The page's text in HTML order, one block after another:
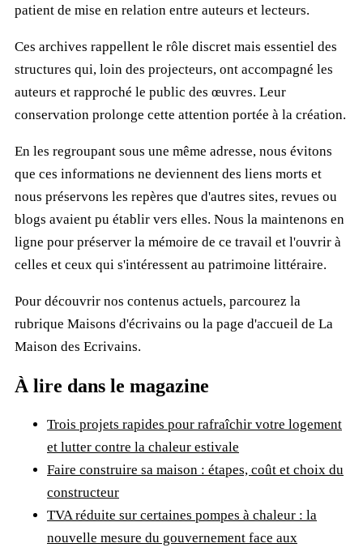
patient de mise en relation entre auteurs et lecteurs.
Ces archives rappellent le rôle discret mais essentiel des
structures qui, loin des projecteurs, ont accompagné les
auteurs et rapproché le public des œuvres. Leur
conservation prolonge cette attention portée à la création.
En les regroupant sous une même adresse, nous évitons
que ces informations ne deviennent des liens morts et
nous préservons les repères que d'autres sites, revues ou
blogs avaient pu établir vers elles. Nous la maintenons en
ligne pour préserver la mémoire de ce travail et l'ouvrir à
celles et ceux qui s'intéressent au patrimoine littéraire.
Pour découvrir nos contenus actuels, parcourez la
rubrique Maisons d'écrivains ou la page d'accueil de La
Maison des Ecrivains.
À lire dans le magazine
Trois projets rapides pour rafraîchir votre logement
et lutter contre la chaleur estivale
Faire construire sa maison : étapes, coût et choix du
constructeur
TVA réduite sur certaines pompes à chaleur : la
nouvelle mesure du gouvernement face aux